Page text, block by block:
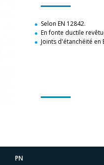
Selon EN 12842.
En fonte ductile
Joints d'étanchéité en
PN